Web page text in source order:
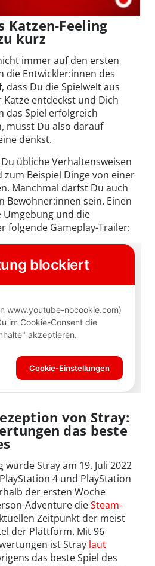
Katzen-Feeling
kurz
immer auf den ersten
die Entwickler:innen des
dass Du die Spielwelt aus
entdeckst und Dich
das Spiel erfolgreich
musst Du also darauf
denkst.
übliche Verhaltensweisen
zum Beispiel Dinge von einer
Manchmal darfst Du auch
Bewohner:innen sein. Einen
Umgebung und die
folgende Gameplay-Trailer:
von Stray:
das beste
Stray am 19. Juli 2022
4 und PlayStation
der ersten Woche
Adventure dieSteam-
Zeitpunkt der meist
der Plattform. Mit 96
ist Stray laut
das beste Spiel des